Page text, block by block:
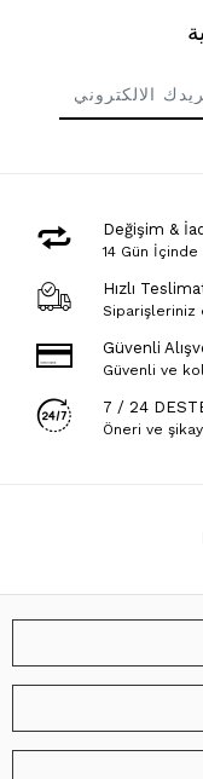
Değişim &
14 Gün İçinde
Hızlı
Siparişleriniz
Güvenli
Güvenli ve
7 / 24
Öneri ve